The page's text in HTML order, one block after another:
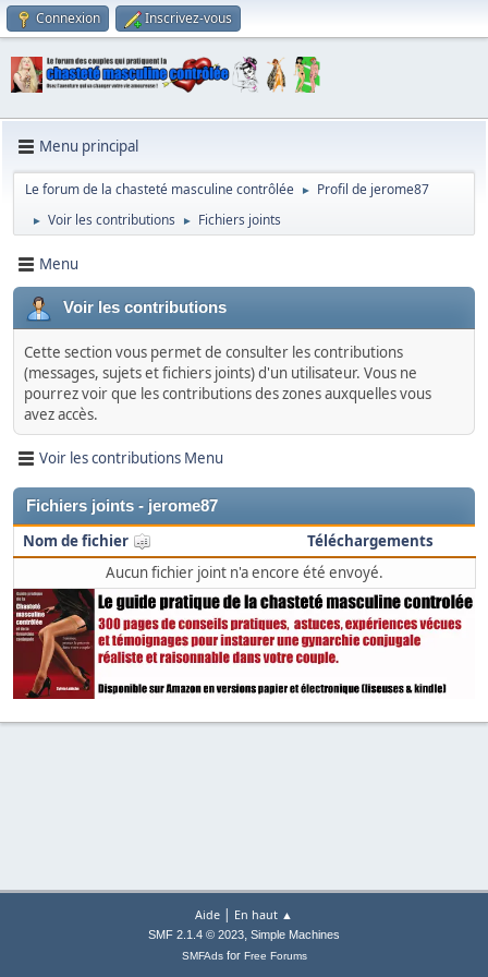
Connexion Inscrivez-vous
Menu principal
Le forum de la chasteté masculine contrôlée ► Profil de jerome87
► Voir les contributions ► Fichiers joints
Menu
Voir les contributions
Cette section vous permet de consulter les contributions
(messages, sujets et fichiers joints) d'un utilisateur. Vous ne
pourrez voir que les contributions des zones auxquelles vous
avez accès.
Voir les contributions Menu
Fichiers joints - jerome87
Nom de fichier
Téléchargements
Aucun fichier joint n'a encore été envoyé.
Aide | En haut ▲
SMF 2.1.4 © 2023, Simple Machines
SMFAdsfor Free Forums